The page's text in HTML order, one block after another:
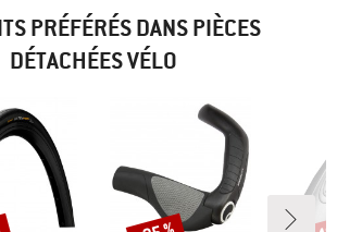
PRÉFÉRÉS DANS PIÈCES
DÉTACHÉES VÉLO